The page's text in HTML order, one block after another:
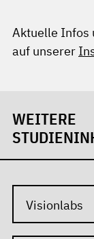
Aktuelle Infos
auf unserer
WEITERE
Visionlabs